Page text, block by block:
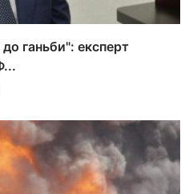
до ганьби": експерт